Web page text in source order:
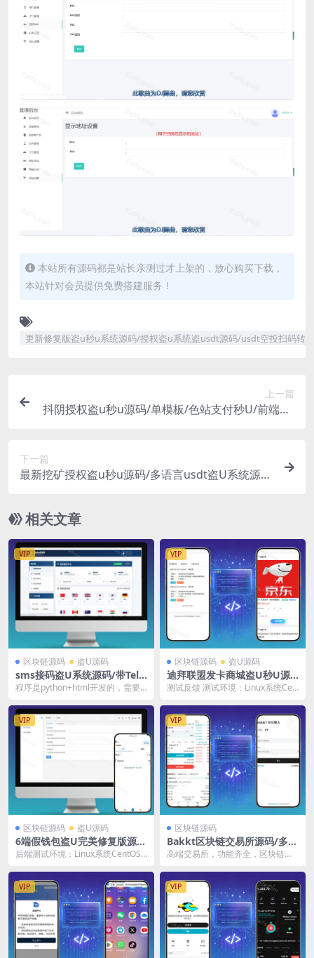
本站所有源码都是站长亲测过才上架的，放心购买下载，
本站针对会员提供免费搭建服务！
更新修复版盗u秒u系统源码/授权盗u系统盗usdt源码/usdt空投扫码转
上一篇
抖阴授权盗u秒u源码/单模板/色站支付秒U/前端HT
下一篇
最新挖矿授权盗u秒u源码/多语言usdt盗U系统源
相关文章
VIP
区块链源码 盗U源码
sms接码盗U系统源码/带Tele
gram通知机器人/python+ht
程序是python+html开发的，需要
的问题已经...
VIP
区块链源码 盗U源码
迪拜联盟发卡商城盗U秒U源
码/域名防封+TG通知/前端ht
测试反馈 测试环境：Linux系统Cen
VIP
区块链源码 盗U源码
6端假钱包盗U完美修复版源
码/imToken+Bitpie+MetaM
k+TronLink
后端测试环境：Linux系统CentOS
VIP
区块链源码
Bakkt区块链交易所源码/多语
言交易所源码/期权系统
高端交易所，功能齐全，区块链外
VIP VIP